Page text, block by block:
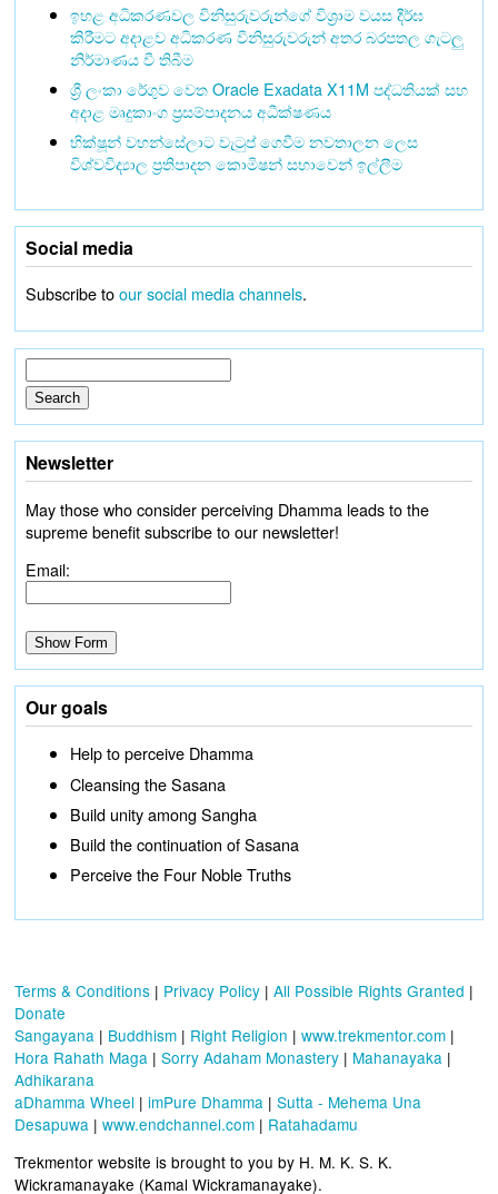
ඉහළ අධිකරණවල විනිසුරුවරුන්ගේ විශ්‍රාම වයස දීර්ඝ
කිරීමට අදාළව අධිකරණ විනිසුරුවරුන් අතර බරපතල ගැටලු
නිර්මාණය වී තිබීම
ශ්‍රී ලංකා රේගුව වෙත Oracle Exadata X11M පද්ධතියක් සහ
අදාළ මෘදුකාංග ප්‍රසම්පාදනය අධීක්ෂණය
භික්ෂූන් වහන්සේලාට වැටුප් ගෙවීම නවතාලන ලෙස
විශ්වවිද්‍යාල ප්‍රතිපාදන කොමිෂන් සභාවෙන් ඉල්ලීම
Social media
Subscribe toour social media channels.
Newsletter
May those who consider perceiving Dhamma leads to the
supreme benefit subscribe to our newsletter!
Email:
Our goals
Help to perceive Dhamma
Cleansing the Sasana
Build unity among Sangha
Build the continuation of Sasana
Perceive the Four Noble Truths
Terms & Conditions | Privacy Policy | All Possible Rights Granted |
Donate
Sangayana | Buddhism | Right Religion | www.trekmentor.com |
Hora Rahath Maga | Sorry Adaham Monastery | Mahanayaka |
Adhikarana
aDhamma Wheel | imPure Dhamma | Sutta - Mehema Una
Desapuwa | www.endchannel.com | Ratahadamu
Trekmentor website is brought to you by H. M. K. S. K.
Wickramanayake (Kamal Wickramanayake).